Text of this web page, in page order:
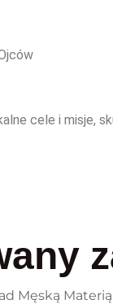
cele i misje,
Męską